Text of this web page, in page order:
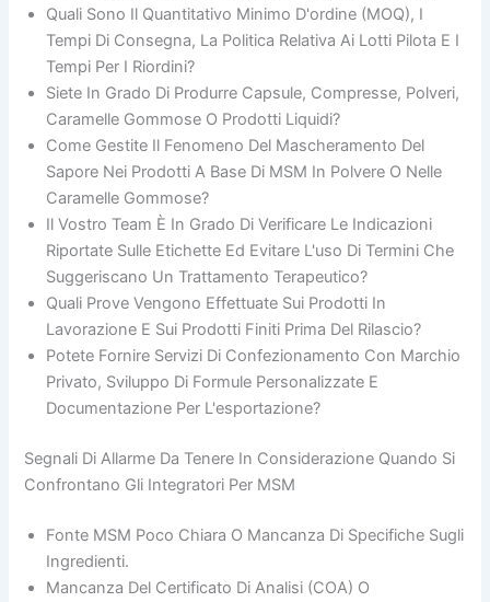
Quali Sono Il Quantitativo Minimo D'ordine (MOQ), I
Tempi Di Consegna, La Politica Relativa Ai Lotti Pilota E I
Tempi Per I Riordini?
Siete In Grado Di Produrre Capsule, Compresse, Polveri,
Caramelle Gommose O Prodotti Liquidi?
Come Gestite Il Fenomeno Del Mascheramento Del
Sapore Nei Prodotti A Base Di MSM In Polvere O Nelle
Caramelle Gommose?
Il Vostro Team È In Grado Di Verificare Le Indicazioni
Riportate Sulle Etichette Ed Evitare L'uso Di Termini Che
Suggeriscano Un Trattamento Terapeutico?
Quali Prove Vengono Effettuate Sui Prodotti In
Lavorazione E Sui Prodotti Finiti Prima Del Rilascio?
Potete Fornire Servizi Di Confezionamento Con Marchio
Privato, Sviluppo Di Formule Personalizzate E
Documentazione Per L'esportazione?
Segnali Di Allarme Da Tenere In Considerazione Quando Si
Confrontano Gli Integratori Per MSM
Fonte MSM Poco Chiara O Mancanza Di Specifiche Sugli
Ingredienti.
Mancanza Del Certificato Di Analisi (COA) O